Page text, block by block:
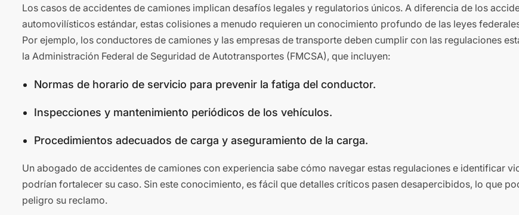
Los casos de accidentes de camiones implican desafíos legales y regulatorios únicos. A diferencia de los
automovilísticos estándar, estas colisiones a menudo requieren un conocimiento profundo de las leyes
Por ejemplo, los conductores de camiones y las empresas de transporte deben cumplir con las regulaciones
la Administración Federal de Seguridad de Autotransportes (FMCSA), que incluyen:
Normas de horario de servicio para prevenir la fatiga del conductor.
Inspecciones y mantenimiento periódicos de los vehículos.
Procedimientos adecuados de carga y aseguramiento de la carga.
Un abogado de accidentes de camiones con experiencia sabe cómo navegar estas regulaciones e identificar
podrían fortalecer su caso. Sin este conocimiento, es fácil que detalles críticos pasen desapercibidos, lo que
peligro su reclamo.